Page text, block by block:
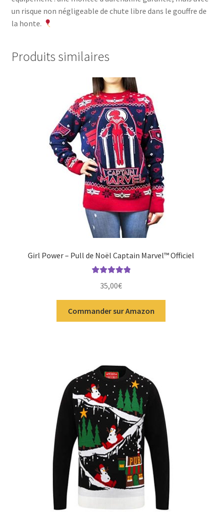
un risque non négligeable de chute libre dans le gouffre de
la honte.
Produits similaires
Girl Power – Pull de Noël Captain Marvel™ Officiel
5
35,00€
Commander sur Amazon